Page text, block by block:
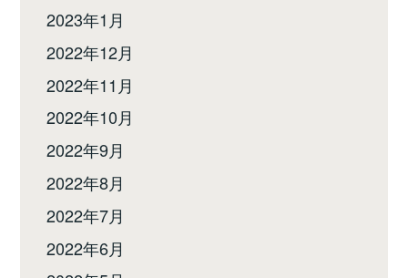
2023年1月
2022年12月
2022年11月
2022年10月
2022年9月
2022年8月
2022年7月
2022年6月